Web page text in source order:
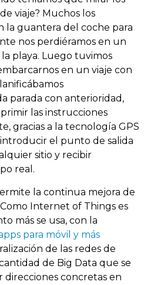
viaje? Muchos los
la guantera del coche para
nos perdiéramos en un
playa. Luego tuvimos
en un viaje con
parada con anterioridad,
las instrucciones
gracias a la tecnología GPS
el punto de salida
sitio y recibir
real.
la continua mejora de
Como Internet of Things es
más se usa, con la
para móvil y más
de las redes de
de Big Data que se
direcciones concretas en